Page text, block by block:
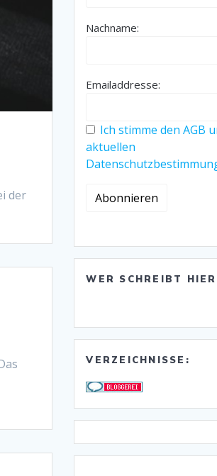
der
Nachname:
Emailaddresse:
Ich stimme den AGB
aktuellen
WER SCHREIBT HIER
VERZEICHNISSE: